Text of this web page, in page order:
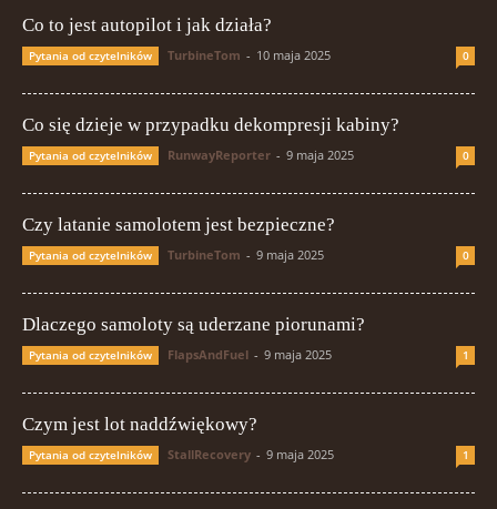
Co to jest autopilot i jak działa?
Pytania od czytelników TurbineTom - 10 maja 2025 0
Co się dzieje w przypadku dekompresji kabiny?
Pytania od czytelników RunwayReporter - 9 maja 2025 0
Czy latanie samolotem jest bezpieczne?
Pytania od czytelników TurbineTom - 9 maja 2025 0
Dlaczego samoloty są uderzane piorunami?
Pytania od czytelników FlapsAndFuel - 9 maja 2025 1
Czym jest lot naddźwiękowy?
Pytania od czytelników StallRecovery - 9 maja 2025 1